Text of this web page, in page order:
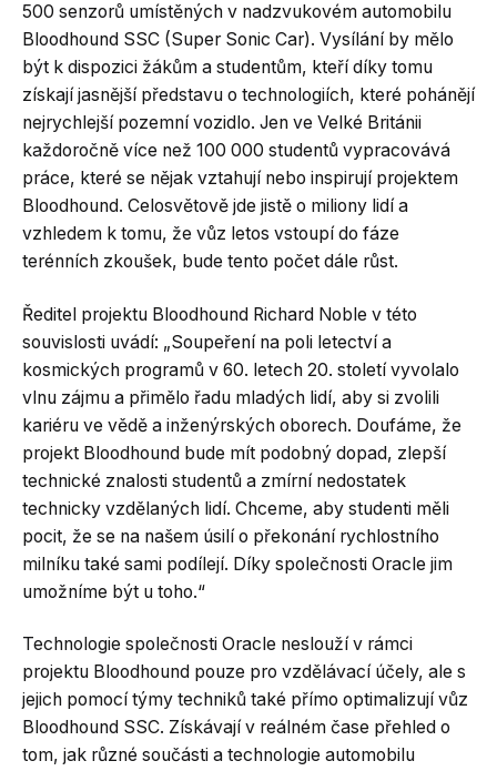
500 senzorů umístěných v nadzvukovém automobilu
Bloodhound SSC (Super Sonic Car). Vysílání by mělo
být k dispozici žákům a studentům, kteří díky tomu
získají jasnější představu o technologiích, které pohánějí
nejrychlejší pozemní vozidlo. Jen ve Velké Británii
každoročně více než 100 000 studentů vypracovává
práce, které se nějak vztahují nebo inspirují projektem
Bloodhound. Celosvětově jde jistě o miliony lidí a
vzhledem k tomu, že vůz letos vstoupí do fáze
terénních zkoušek, bude tento počet dále růst.
Ředitel projektu Bloodhound Richard Noble v této
souvislosti uvádí: „Soupeření na poli letectví a
kosmických programů v 60. letech 20. století vyvolalo
vlnu zájmu a přimělo řadu mladých lidí, aby si zvolili
kariéru ve vědě a inženýrských oborech. Doufáme, že
projekt Bloodhound bude mít podobný dopad, zlepší
technické znalosti studentů a zmírní nedostatek
technicky vzdělaných lidí. Chceme, aby studenti měli
pocit, že se na našem úsilí o překonání rychlostního
milníku také sami podílejí. Díky společnosti Oracle jim
umožníme být u toho.“
Technologie společnosti Oracle neslouží v rámci
projektu Bloodhound pouze pro vzdělávací účely, ale s
jejich pomocí týmy techniků také přímo optimalizují vůz
Bloodhound SSC. Získávají v reálném čase přehled o
tom, jak různé součásti a technologie automobilu